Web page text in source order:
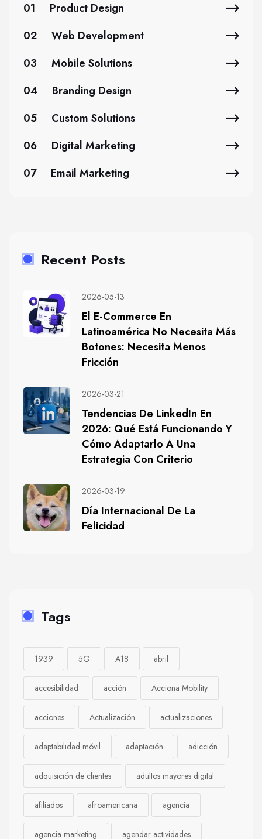
01
Product Design
02
Web Development
03
Mobile Solutions
04
Branding Design
05
Custom Solutions
06
Digital Marketing
07
Email Marketing
Recent Posts
2026-05-13
El E-Commerce En
Latinoamérica No Necesita Más
Botones: Necesita Menos
Fricción
2026-03-21
Tendencias De LinkedIn En
2026: Qué Está Funcionando Y
Cómo Adaptarlo A Una
Estrategia Con Criterio
2026-03-19
Día Internacional De La
Felicidad
Tags
1939 5G A18 abril
accesibilidad acción Acciona Mobility
acciones Actualización actualizaciones
adaptabilidad móvil adaptación adicción
adquisición de clientes adultos mayores digital
afiliados afroamericana agencia
agencia marketing agendar actividades